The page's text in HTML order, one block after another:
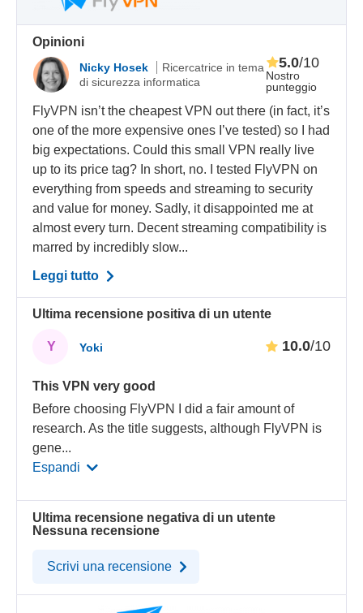
Opinioni
Nicky Hosek
Ricercatrice in tema
di sicurezza informatica
Nostro
punteggio
5.0/10
FlyVPN isn’t the cheapest VPN out there (in fact, it’s
one of the more expensive ones I’ve tested) so I had
big expectations. Could this small VPN really live
up to its price tag? In short, no. I tested FlyVPN on
everything from speeds and streaming to security
and value for money. Sadly, it disappointed me at
almost every turn. Decent streaming compatibility is
marred by incredibly slow...
Leggi tutto
Ultima recensione positiva di un utente
Y Yoki 10.0/10
This VPN very good
Before choosing FlyVPN I did a fair amount of
research. As the title suggests, although FlyVPN is
gene...
Espandi
Ultima recensione negativa di un utente
Nessuna recensione
Scrivi una recensione